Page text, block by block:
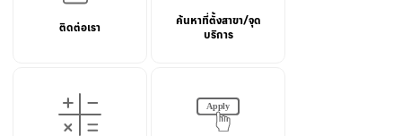
ติดต่อเรา
ค้นหาที่ตั้งสาขา/จุด
บริการ